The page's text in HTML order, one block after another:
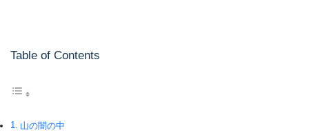
Table of Contents
山の闇の中